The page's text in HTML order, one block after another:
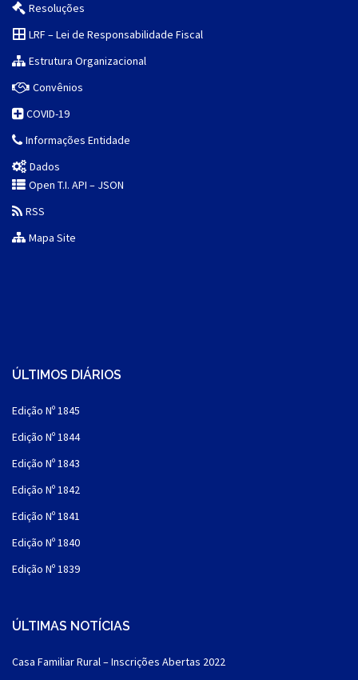
Resoluções
LRF – Lei de Responsabilidade Fiscal
Estrutura Organizacional
Convênios
COVID-19
Informações Entidade
Dados
Open T.I. API – JSON
RSS
Mapa Site
ÚLTIMOS DIÁRIOS
Edição Nº 1845
Edição Nº 1844
Edição Nº 1843
Edição Nº 1842
Edição Nº 1841
Edição Nº 1840
Edição Nº 1839
ÚLTIMAS NOTÍCIAS
Casa Familiar Rural – Inscrições Abertas 2022